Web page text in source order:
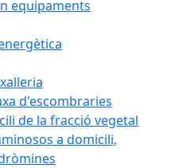
equipaments
d'escombraries
de la fracció vegetal
a domicili,